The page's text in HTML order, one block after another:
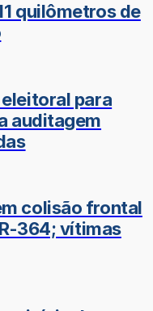
quilômetros de
para
auditagem
colisão frontal
364; vítimas